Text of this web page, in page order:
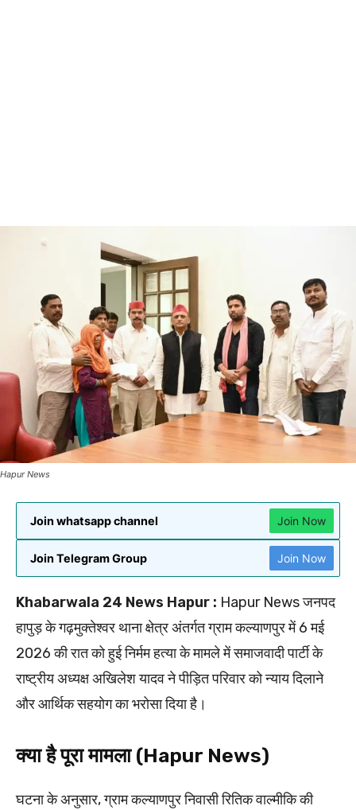
Hapur News
Join whatsapp channel Join Now
Join Telegram Group Join Now
Khabarwala 24 News Hapur : Hapur News जनपद
हापुड़ के गढ़मुक्तेश्वर थाना क्षेत्र अंतर्गत ग्राम कल्याणपुर में 6 मई
2026 की रात को हुई निर्मम हत्या के मामले में समाजवादी पार्टी के
राष्ट्रीय अध्यक्ष अखिलेश यादव ने पीड़ित परिवार को न्याय दिलाने
और आर्थिक सहयोग का भरोसा दिया है।
क्या है पूरा मामला (Hapur News)
घटना के अनुसार, ग्राम कल्याणपुर निवासी रितिक वाल्मीकि की